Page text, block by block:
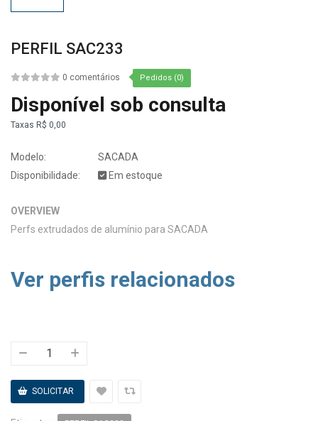
PERFIL SAC233
0 comentários Pedidos (0)
Disponível sob consulta
Taxas R$ 0,00
Modelo:
SACADA
Disponibilidade:
Em estoque
OVERVIEW
Perfs extrudados de alumínio para SACADA
Ver perfis relacionados